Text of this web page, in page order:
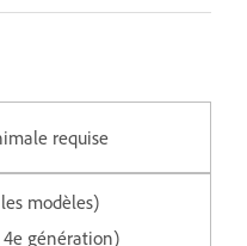
requise
modèles)
génération)